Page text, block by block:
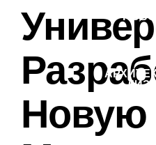
Новую